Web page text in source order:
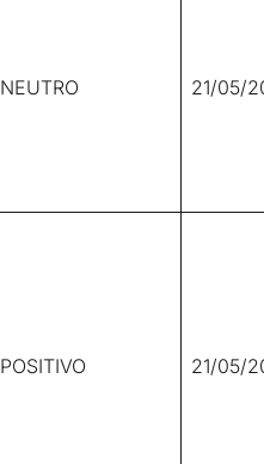
NEUTRO 21/05/
POSITIVO 21/05/